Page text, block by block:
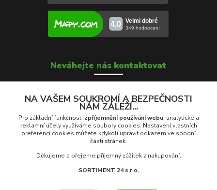
Neváhejte nás kontaktovat
Soňa Škrobánková
+420 739 000 639
Po - Pá: 8:00 - 16:00
prodej@rolety24.cz
NA VAŠEM SOUKROMÍ A BEZPEČNOSTI
NÁM ZÁLEŽÍ...
Pro základní funkčnost, zpříjemnění používání webu, analytické a
reklamní účely využíváme soubory cookies. Nastavení vlastních
preferencí cookies můžete kdykoli upravit odkazem ve spodní
části stránek.
Děkujeme a přejeme příjemný zážitek z nakupování.
SORTIMENT 24 s.r.o.